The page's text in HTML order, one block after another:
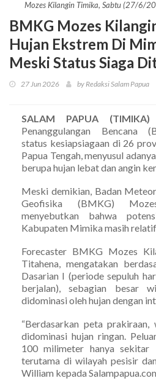
Mozes Kilangin Timika, Sabtu (27/6/
BMKG Mozes
Hujan Ekstrem Di
Meski Status Siaga
27 Jun 2026 by Redaksi Salam Papua
SALAM PAPUA (TIMIKA)
Penanggulangan Bencana
status kesiapsiagaan di 26
Papua Tengah, menyusul
berupa hujan lebat dan angin
Meski demikian, Badan
Geofisika (BMKG)
menyebutkan bahwa
Kabupaten Mimika masih
Forecaster BMKG Mozes
Titahena, mengatakan
Dasarian I (periode sepuluh
berjalan), sebagian besar
didominasi oleh hujan dengan
“Berdasarkan peta
didominasi hujan ringan.
100 milimeter hanya sekitar
terutama di wilayah pesisir
William kepada